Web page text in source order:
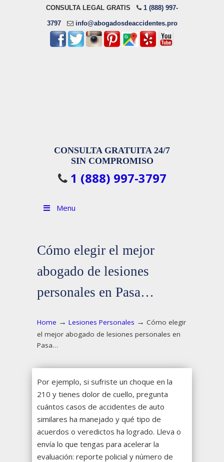
CONSULTA LEGAL GRATIS 1 (888) 997-
3797 info@abogadosdeaccidentes.pro
CONSULTA GRATUITA 24/7
SIN COMPROMISO
1 (888) 997-3797
Menu
Cómo elegir el mejor
abogado de lesiones
personales en Pasa…
Home → Lesiones Personales → Cómo elegir
el mejor abogado de lesiones personales en
Pasa…
Por ejemplo, si sufriste un choque en la
210 y tienes dolor de cuello, pregunta
cuántos casos de accidentes de auto
similares ha manejado y qué tipo de
acuerdos o veredictos ha logrado. Lleva o
envía lo que tengas para acelerar la
evaluación: reporte policial y número de